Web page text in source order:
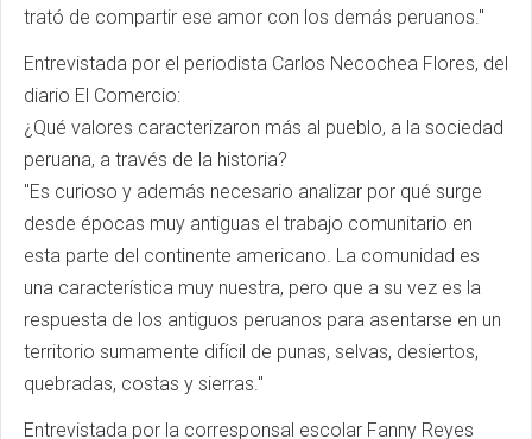
trató de compartir ese amor con los demás peruanos."
Entrevistada por el periodista Carlos Necochea Flores, del
diario El Comercio:
¿Qué valores caracterizaron más al pueblo, a la sociedad
peruana, a través de la historia?
"Es curioso y además necesario analizar por qué surge
desde épocas muy antiguas el trabajo comunitario en
esta parte del continente americano. La comunidad es
una característica muy nuestra, pero que a su vez es la
respuesta de los antiguos peruanos para asentarse en un
territorio sumamente difícil de punas, selvas, desiertos,
quebradas, costas y sierras."
Entrevistada por la corresponsal escolar Fanny Reyes